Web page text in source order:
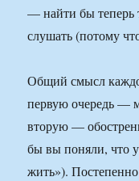
— найти бы теперь
слушать (потому
Общий смысл
первую очередь —
вторую —
бы вы поняли, что
жить»).